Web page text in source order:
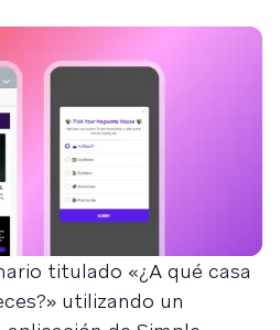
titulado «¿A qué casa
utilizando un